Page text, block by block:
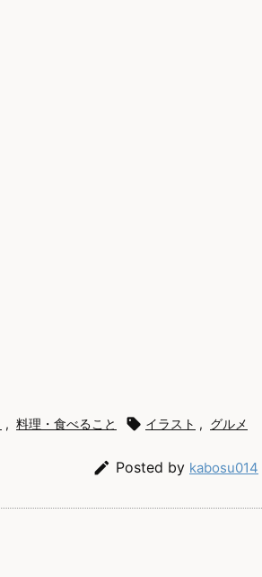
, 料理・食べること  イラスト , グルメ
 Posted by kabosu014